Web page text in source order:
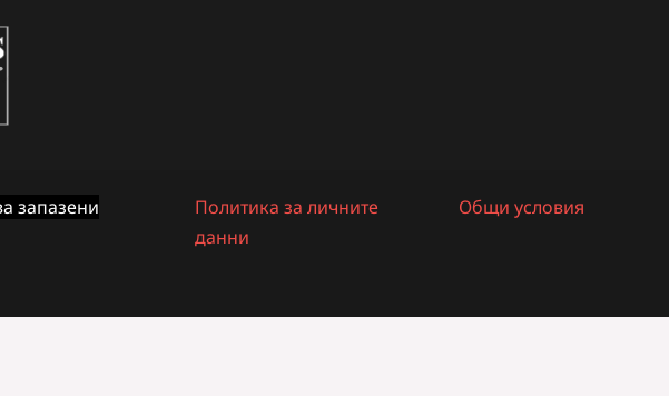
запазени
Политика за личните
данни
Общи условия